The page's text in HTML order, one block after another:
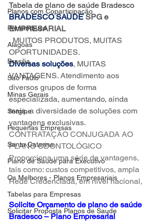
Planos com Coparticipação
Pernambuco
Alagoas
Brasilia
Sao Paulo
Minas Gerais
Sergipe
Pequenas Empresas
Santa Catarina
Plano de Saude para Executivo
Os Melhores - Planos Empresariais
Tabelas para Empresas
Solicitar Proposta Planos de Saude
Tabela de plano de saúde Bradesco
BRADESCO SAÚDE SPG e
EMPRESARIAL
. MUITOS PRODUTOS, MUITAS
OPORTUNIDADES.
Diversas soluções, MUITAS
VANTAGENS. Atendimento aos
diversos grupos de forma
especializada, aumentando, ainda
mais, a diversidade de soluções com
vantagens exclusivas.
CONTRATAÇÃO CONJUGADA AO
PLANO ODONTOLÓGICO
Proporciona uma série de vantagens,
tais como: custos competitivos, ampla
Rede Credenciada, em nível nacional,
Solicite Orçamento de plano de saúde
Bradesco – Plano Empresarial